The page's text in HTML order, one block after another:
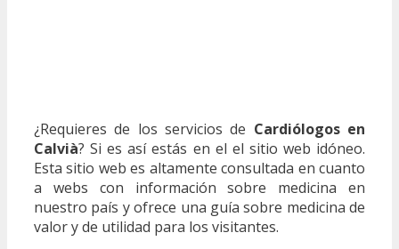
¿Requieres de los servicios de Cardiólogos en
Calvià? Si es así estás en el el sitio web idóneo.
Esta sitio web es altamente consultada en cuanto
a webs con información sobre medicina en
nuestro país y ofrece una guía sobre medicina de
valor y de utilidad para los visitantes.